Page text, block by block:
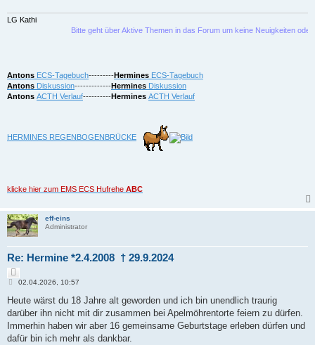
LG Kathi
Bitte geht über Aktive Themen in das Forum um keine Neuigkeiten oder
Antons ECS-Tagebuch---------Hermines ECS-Tagebuch
Antons Diskussion-------------Hermines Diskussion
Antons ACTH Verlauf----------Hermines ACTH Verlauf
HERMINES REGENBOGENBRÜCKE
klicke hier zum EMS ECS Hufrehe ABC
eff-eins
Administrator
Re: Hermine *2.4.2008 † 29.9.2024
i
i
e
e
n
B
i
r
a
02.04.2026, 10:57
Heute wärst du 18 Jahre alt geworden und ich bin unendlich traurig
darüber ihn nicht mit dir zusammen bei Apelmöhrentorte feiern zu dürfen.
Immerhin haben wir aber 16 gemeinsame Geburtstage erleben dürfen und
dafür bin ich mehr als dankbar.